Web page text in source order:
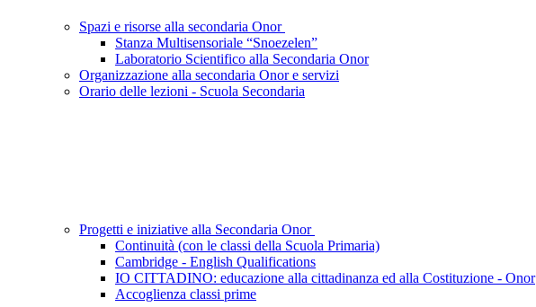
Spazi e risorse alla secondaria Onor
Stanza Multisensoriale “Snoezelen”
Laboratorio Scientifico alla Secondaria Onor
Organizzazione alla secondaria Onor e servizi
Orario delle lezioni - Scuola Secondaria
Progetti e iniziative alla Secondaria Onor
Continuità (con le classi della Scuola Primaria)
Cambridge - English Qualifications
IO CITTADINO: educazione alla cittadinanza ed alla Costituzione - Onor
Accoglienza classi prime